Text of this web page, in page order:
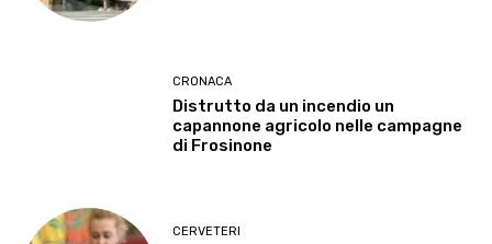
CRONACA
Distrutto da un incendio un
capannone agricolo nelle campagne
di Frosinone
CERVETERI